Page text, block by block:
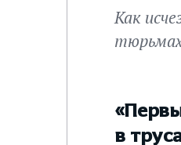
Как
в